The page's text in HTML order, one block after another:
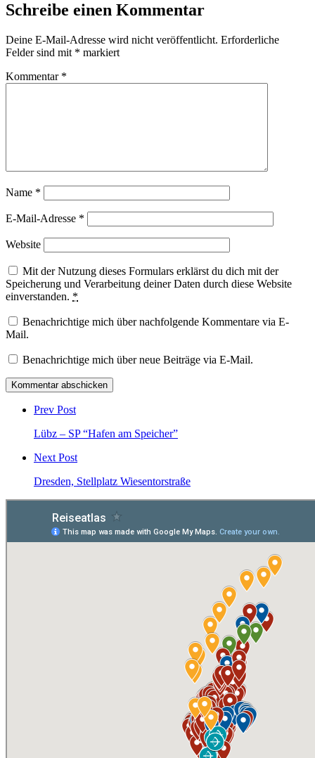
Schreibe einen Kommentar
Deine E-Mail-Adresse wird nicht veröffentlicht. Erforderliche
Felder sind mit * markiert
Kommentar *
Name *
E-Mail-Adresse *
Website
Mit der Nutzung dieses Formulars erklärst du dich mit der
Speicherung und Verarbeitung deiner Daten durch diese Website
einverstanden. *
Benachrichtige mich über nachfolgende Kommentare via E-
Mail.
Benachrichtige mich über neue Beiträge via E-Mail.
Post
comment
Prev Post
Lübz – SP “Hafen am Speicher”
Next Post
Dresden, Stellplatz Wiesentorstraße